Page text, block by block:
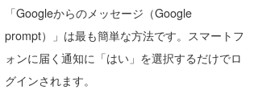
「Googleからのメッセージ（Google
prompt）」は最も簡単な方法です。スマートフ
ォンに届く通知に「はい」を選択するだけでロ
グインされます。
CBA Films
田原啓江
NOBUFUKU
chan-U
G◎Da